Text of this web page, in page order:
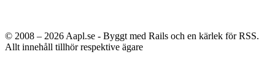
© 2008 – 2026 Aapl.se - Byggt med Rails och en kärlek för RSS.
Allt innehåll tillhör respektive ägare